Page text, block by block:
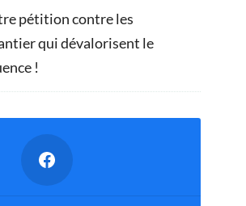
pétition contre les
qui dévalorisent le
!